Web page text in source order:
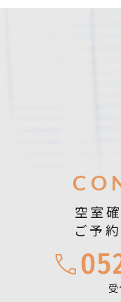
お問
空室
ご予